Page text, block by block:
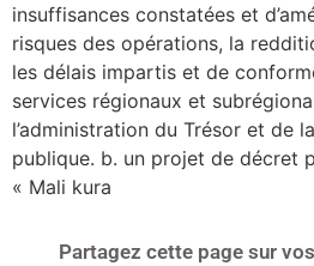
insuffisances constatées et
risques des opérations, la
les délais impartis et de
services régionaux et
l’administration du Trésor et de
publique. b. un projet de décret
« Mali kura
Partagez cette page sur